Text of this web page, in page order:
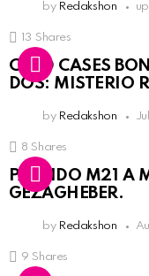
by Redakshon
13 Shares
COLD CASES
DOS: MISTERIO
by Redakshon
8 Shares
PARTIDO M21 A
GEZAGHEBER.
by Redakshon
9 Shares